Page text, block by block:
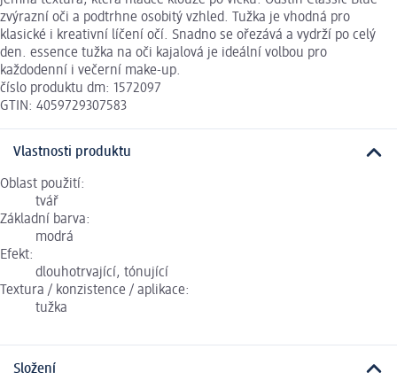
zvýrazní oči a podtrhne osobitý vzhled. Tužka je vhodná pro
klasické i kreativní líčení očí. Snadno se ořezává a vydrží po celý
den. essence tužka na oči kajalová je ideální volbou pro
každodenní i večerní make-up.
číslo produktu dm: 1572097
GTIN: 4059729307583
Vlastnosti produktu
Oblast použití:
tvář
Základní barva:
modrá
Efekt:
dlouhotrvající, tónující
Textura / konzistence / aplikace:
tužka
Složení